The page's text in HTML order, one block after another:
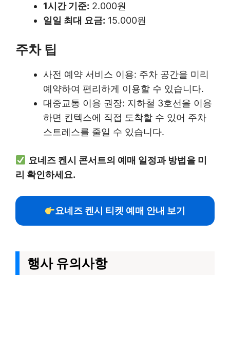
1시간 기준: 2.000원
일일 최대 요금: 15.000원
주차 팁
사전 예약 서비스 이용: 주차 공간을 미리
예약하여 편리하게 이용할 수 있습니다.
대중교통 이용 권장: 지하철 3호선을 이용
하면 킨텍스에 직접 도착할 수 있어 주차
스트레스를 줄일 수 있습니다.
요네즈 켄시 콘서트의 예매 일정과 방법을 미
리 확인하세요.
요네즈 켄시 티켓 예매 안내 보기
행사 유의사항